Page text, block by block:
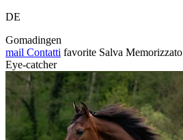
DE
Gomadingen
mail Contatti favorite Salva Memorizzato
Eye-catcher